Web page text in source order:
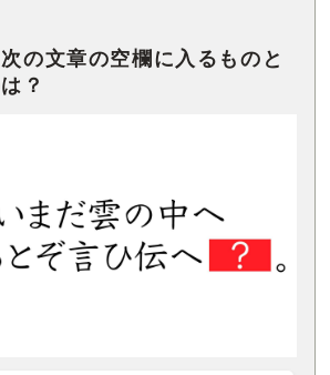
次の文章の空欄に入るものと
？